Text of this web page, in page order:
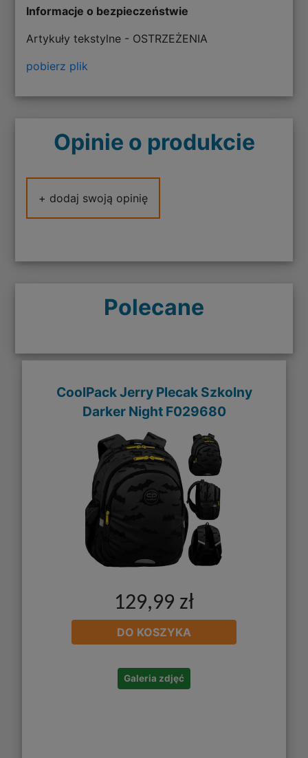
Informacje o bezpieczeństwie
Artykuły tekstylne - OSTRZEŻENIA
pobierz plik
Opinie o produkcie
+ dodaj swoją opinię
Polecane
CoolPack Jerry Plecak Szkolny
Darker Night F029680
129,99 zł
DO KOSZYKA
Galeria zdjęć